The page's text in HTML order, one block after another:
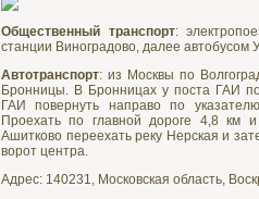
Общественный транспорт:
станции Виноградово, далее автобусом
Автотранспорт: из Москвы по
Бронницы. В Бронницах у поста ГАИ
ГАИ повернуть направо по
Проехать по главной дороге 4,8 км
Ашитково переехать реку Нерская и
ворот центра.
Адрес: 140231, Московская область,